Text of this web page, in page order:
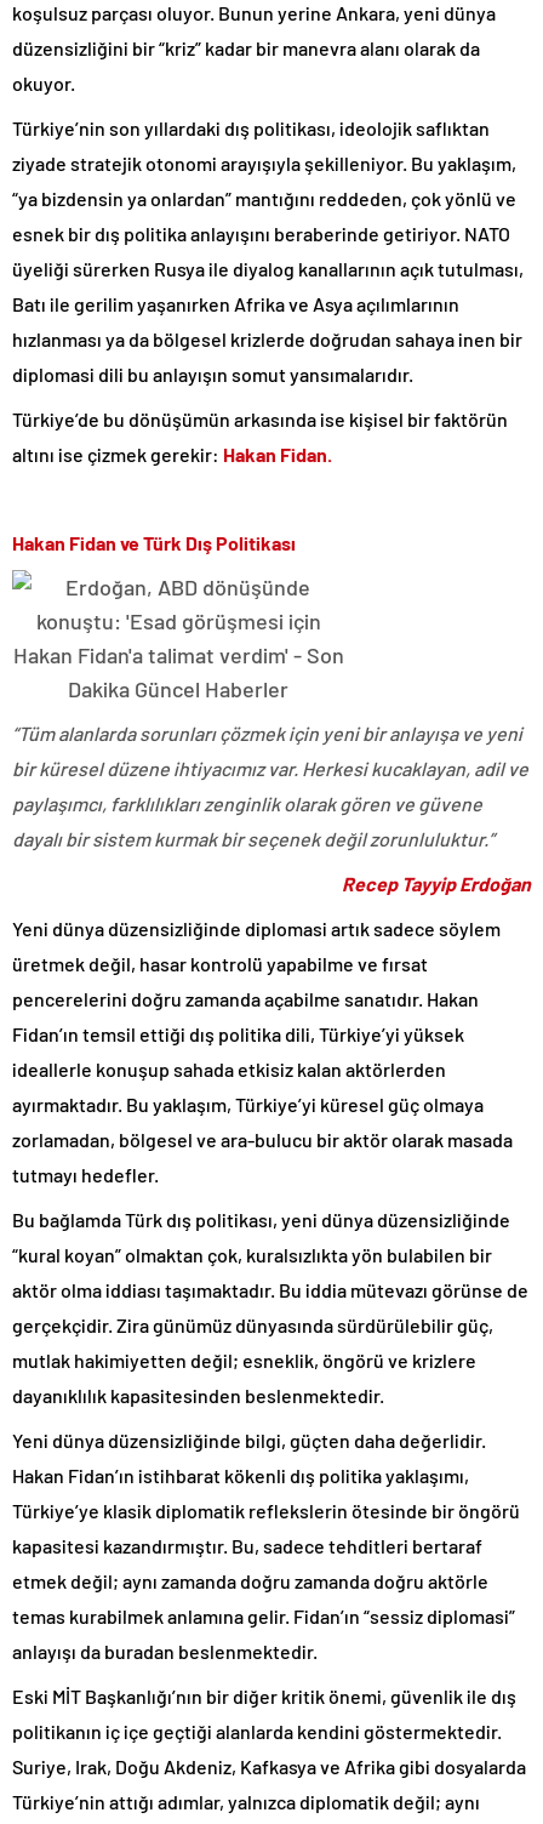
koşulsuz parçası oluyor. Bunun yerine Ankara, yeni dünya
düzensizliğini bir “kriz” kadar bir manevra alanı olarak da
okuyor.
Türkiye’nin son yıllardaki dış politikası, ideolojik saflıktan
ziyade stratejik otonomi arayışıyla şekilleniyor. Bu yaklaşım,
“ya bizdensin ya onlardan” mantığını reddeden, çok yönlü ve
esnek bir dış politika anlayışını beraberinde getiriyor. NATO
üyeliği sürerken Rusya ile diyalog kanallarının açık tutulması,
Batı ile gerilim yaşanırken Afrika ve Asya açılımlarının
hızlanması ya da bölgesel krizlerde doğrudan sahaya inen bir
diplomasi dili bu anlayışın somut yansımalarıdır.
Türkiye’de bu dönüşümün arkasında ise kişisel bir faktörün
altını ise çizmek gerekir: Hakan Fidan.
Hakan Fidan ve Türk Dış Politikası
“Tüm alanlarda sorunları çözmek için yeni bir anlayışa ve yeni
bir küresel düzene ihtiyacımız var. Herkesi kucaklayan, adil ve
paylaşımcı, farklılıkları zenginlik olarak gören ve güvene
dayalı bir sistem kurmak bir seçenek değil zorunluluktur.”
Recep Tayyip Erdoğan
Yeni dünya düzensizliğinde diplomasi artık sadece söylem
üretmek değil, hasar kontrolü yapabilme ve fırsat
pencerelerini doğru zamanda açabilme sanatıdır. Hakan
Fidan’ın temsil ettiği dış politika dili, Türkiye’yi yüksek
ideallerle konuşup sahada etkisiz kalan aktörlerden
ayırmaktadır. Bu yaklaşım, Türkiye’yi küresel güç olmaya
zorlamadan, bölgesel ve ara-bulucu bir aktör olarak masada
tutmayı hedefler.
Bu bağlamda Türk dış politikası, yeni dünya düzensizliğinde
“kural koyan” olmaktan çok, kuralsızlıkta yön bulabilen bir
aktör olma iddiası taşımaktadır. Bu iddia mütevazı görünse de
gerçekçidir. Zira günümüz dünyasında sürdürülebilir güç,
mutlak hakimiyetten değil; esneklik, öngörü ve krizlere
dayanıklılık kapasitesinden beslenmektedir.
Yeni dünya düzensizliğinde bilgi, güçten daha değerlidir.
Hakan Fidan’ın istihbarat kökenli dış politika yaklaşımı,
Türkiye’ye klasik diplomatik reflekslerin ötesinde bir öngörü
kapasitesi kazandırmıştır. Bu, sadece tehditleri bertaraf
etmek değil; aynı zamanda doğru zamanda doğru aktörle
temas kurabilmek anlamına gelir. Fidan’ın “sessiz diplomasi”
anlayışı da buradan beslenmektedir.
Eski MİT Başkanlığı’nın bir diğer kritik önemi, güvenlik ile dış
politikanın iç içe geçtiği alanlarda kendini göstermektedir.
Suriye, Irak, Doğu Akdeniz, Kafkasya ve Afrika gibi dosyalarda
Türkiye’nin attığı adımlar, yalnızca diplomatik değil; aynı